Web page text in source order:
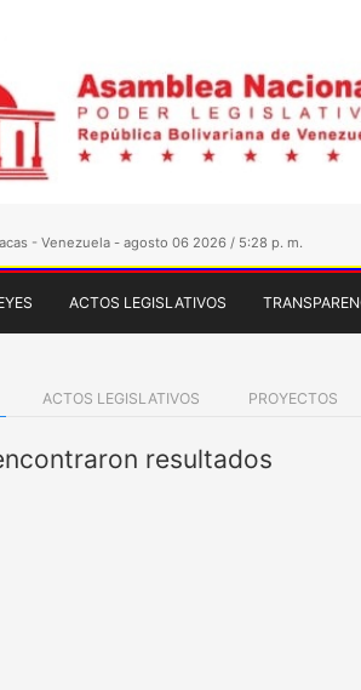
- Venezuela - agosto 06 2026 / 5:28 p. m.
ACTOS LEGISLATIVOS
ACTOS LEGISLATIVOS PROYECTOS
resultados